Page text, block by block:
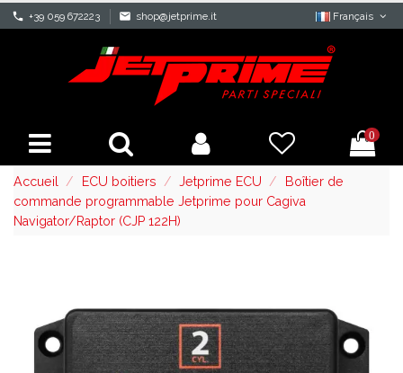
phone +39 059 672223 mail shop@jetprime.it Français
0
Accueil ECU boitiers Jetprime ECU
Boîtier de
commande programmable Jetprime pour Cagiva
Navigator/Raptor (CJP 122H)